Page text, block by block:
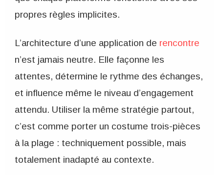
propres règles implicites.
L’architecture d’une application de rencontre
n’est jamais neutre. Elle façonne les
attentes, détermine le rythme des échanges,
et influence même le niveau d’engagement
attendu. Utiliser la même stratégie partout,
c’est comme porter un costume trois-pièces
à la plage : techniquement possible, mais
totalement inadapté au contexte.